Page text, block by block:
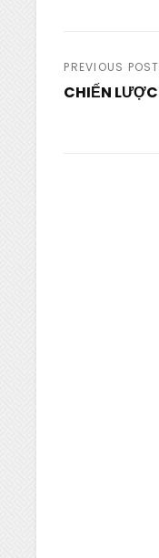
Post
PREVIOUS POST
CHIẾN